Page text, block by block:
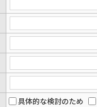
具体的な検討のため